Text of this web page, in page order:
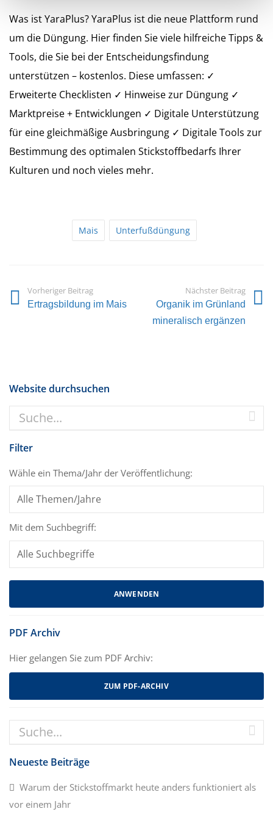
Was ist YaraPlus? YaraPlus ist die neue Plattform rund
um die Düngung. Hier finden Sie viele hilfreiche Tipps &
Tools, die Sie bei der Entscheidungsfindung
unterstützen – kostenlos. Diese umfassen: ✓
Erweiterte Checklisten ✓ Hinweise zur Düngung ✓
Marktpreise + Entwicklungen ✓ Digitale Unterstützung
für eine gleichmäßige Ausbringung ✓ Digitale Tools zur
Bestimmung des optimalen Stickstoffbedarfs Ihrer
Kulturen und noch vieles mehr.
Mais Unterfußdüngung
Vorheriger Beitrag
Ertragsbildung im Mais
Nächster Beitrag
Organik im Grünland
mineralisch ergänzen
Website durchsuchen
Filter
Wähle ein Thema/Jahr der Veröffentlichung:
Mit dem Suchbegriff:
PDF Archiv
Hier gelangen Sie zum PDF Archiv:
ZUM PDF-ARCHIV
Neueste Beiträge
Warum der Stickstoffmarkt heute anders funktioniert als
vor einem Jahr